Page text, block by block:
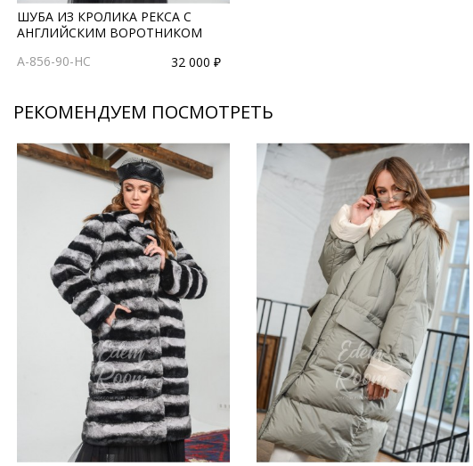
ШУБА ИЗ КРОЛИКА РЕКСА С
АНГЛИЙСКИМ ВОРОТНИКОМ
A-856-90-HC
32 000 ₽
РЕКОМЕНДУЕМ ПОСМОТРЕТЬ